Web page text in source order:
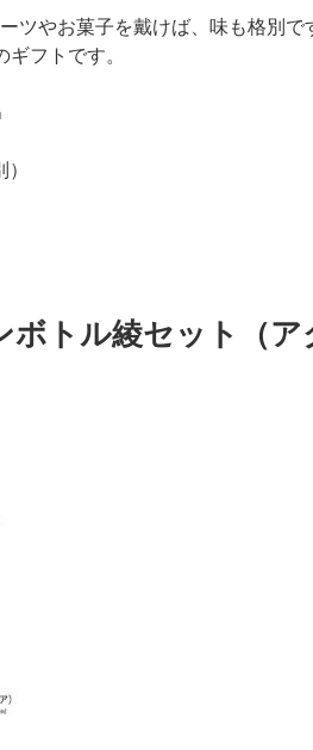
ツやお菓子を戴けば、味も格別で
フトです。
ボトル綾セット（ア